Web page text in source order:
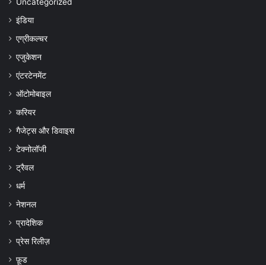
इंडिया
एग्रीकल्चर
एजुकेशन
एंटरटेनमेंट
ऑटोमोबाइल
करियर
गैजेट्स और डिवाइस
टेक्नोलॉजी
ट्रैवल
धर्म
नेशनल
प्रादेशिक
प्रेस रिलीज़
फ़ूड